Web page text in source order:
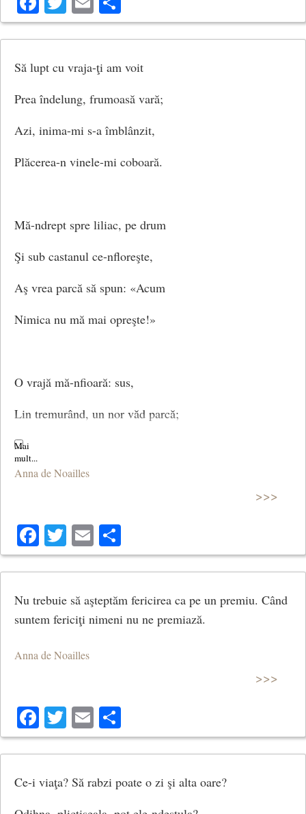
Să lupt cu vraja-ţi am voit
Prea îndelung, frumoasă vară;
Azi, inima-mi s-a îmblânzit,
Plăcerea-n vinele-mi coboară.
Mă-ndrept spre liliac, pe drum
Şi sub castanul ce-nfloreşte,
Aş vrea parcă să spun: «Acum
Nimica nu mă mai opreşte!»
O vrajă mă-nfioară: sus,
Lin tremurând, un nor văd parcă;
Pe-aripa morţii, doru-mi, dus,
Alunecă precum o barcă.
Un tren – o ce plăcuţi fiori…
Când vocea-i în văzduh irumpe,
Cu nervii frânţi, ai vrea să mori;
Cu mine-n seara prea frumoasă…
Ar respira sfârşeala mea,
Ca salcia mai romanţioasă.
Anna de Noailles
>>>
Facebook
Twitter
Email
Nu trebuie să aşteptăm fericirea ca pe un premiu. Când
suntem fericiţi nimeni nu ne premiază.
Anna de Noailles
>>>
Facebook
Twitter
Email
Ce-i viaţa? Să rabzi poate o zi şi alta oare?